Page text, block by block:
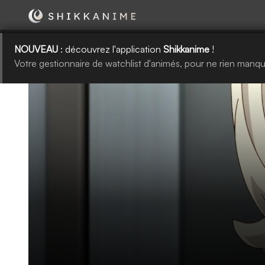
NOUVEAU : découvrez l'application Shikkanime !
Votre gestionnaire de watchlist d'animés, pour ne rien